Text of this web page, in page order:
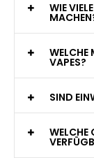
WIE
WELCHE
VAPES?
SIND
WELCHE